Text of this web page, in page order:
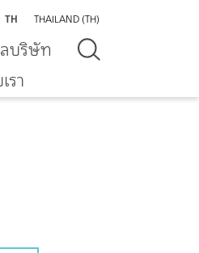
TH THAILAND (TH)
บริษัท
รา